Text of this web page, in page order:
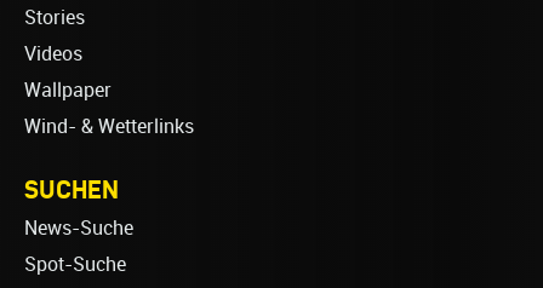
Stories
Videos
Wallpaper
Wind- & Wetterlinks
SUCHEN
News-Suche
Spot-Suche